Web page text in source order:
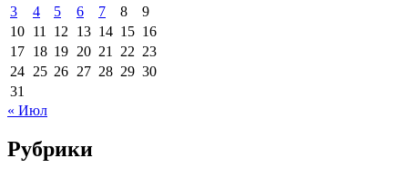
3
4 5 6 7 8
9
10 11 12 13 14 15 16
17 18 19 20 21 22 23
24 25 26 27 28 29 30
31
« Июл
Рубрики